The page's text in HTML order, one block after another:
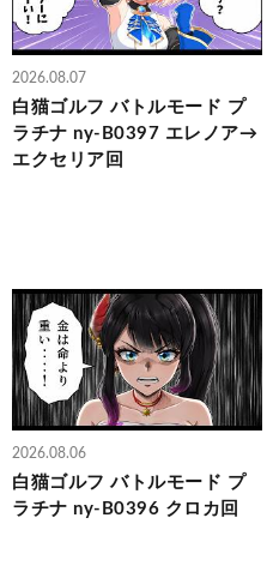
2026.08.07
白猫ゴルフ バトルモード プ
ラチナ ny-B0397 エレノア→
エクセリア回
2026.08.06
白猫ゴルフ バトルモード プ
ラチナ ny-B0396 クロカ回